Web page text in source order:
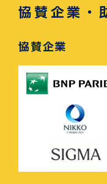
協賛企業・
協賛企業